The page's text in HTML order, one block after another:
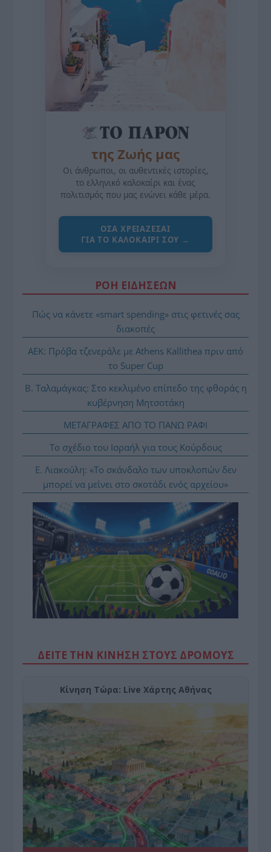
της Ζωής μας
Οι άνθρωποι, οι αυθεντικές ιστορίες,
το ελληνικό καλοκαίρι και ένας
πολιτισμός που μας ενώνει κάθε μέρα.
ΌΣΑ ΧΡΕΙΆΖΕΣΑΙ
ΓΙΑ ΤΟ ΚΑΛΟΚΑΊΡΙ ΣΟΥ →
ΡΟΗ ΕΙΔΗΣΕΩΝ
Πώς να κάνετε «smart spending» στις φετινές σας
διακοπές
ΑΕΚ: Πρόβα τζενεράλε με Athens Kallithea πριν από
το Super Cup
Β. Ταλαμάγκας: Στο κεκλιμένο επίπεδο της φθοράς η
κυβέρνηση Μητσοτάκη
ΜΕΤΑΓΡΑΦΕΣ ΑΠΟ ΤΟ ΠΑΝΩ ΡΑΦΙ
Το σχέδιο του Ισραήλ για τους Κούρδους
Ε. Λιακούλη: «Το σκάνδαλο των υποκλοπών δεν
μπορεί να μείνει στο σκοτάδι ενός αρχείου»
ΔΕΙΤΕ ΤΗΝ ΚΙΝΗΣΗ ΣΤΟΥΣ ΔΡΌΜΟΥΣ
Κίνηση Τώρα: Live Χάρτης Αθήνας